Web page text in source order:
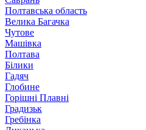
Полтавська область
Велика Багачка
Чутове
Машівка
Полтава
Білики
Гадяч
Глобине
Горішні Плавні
Градизьк
Гребінка